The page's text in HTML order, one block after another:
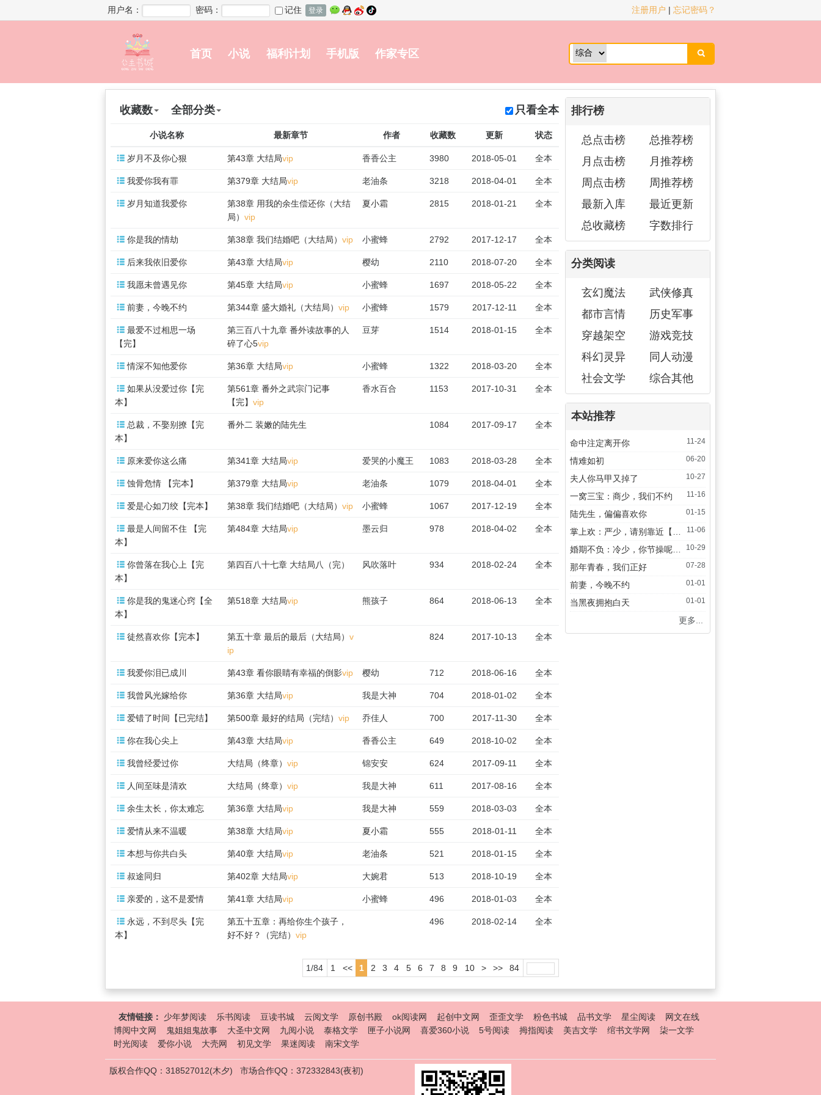
用户名： 密码： 记住 登录 注册用户 | 忘记密码？
首页 小说 福利计划 手机版 作家专区 
收藏数 全部分类 只看全本
小说名称 最新章节 作者 收藏数 更新 状态
 岁月不及你心狠 第43章 大结局vip 香香公主 3980 2018-05-01 全本
 我爱你我有罪 第379章 大结局vip 老油条 3218 2018-04-01 全本
 岁月知道我爱你
第38章 用我的余生偿还你（大结
局）vip
夏小霜 2815 2018-01-21 全本
 你是我的情劫 第38章 我们结婚吧（大结局）vip 小蜜蜂 2792 2017-12-17 全本
 后来我依旧爱你 第43章 大结局vip 樱幼 2110 2018-07-20 全本
 我愿未曾遇见你 第45章 大结局vip 小蜜蜂 1697 2018-05-22 全本
 前妻，今晚不约 第344章 盛大婚礼（大结局）vip 小蜜蜂 1579 2017-12-11 全本
 最爱不过相思一场
【完】
第三百八十九章 番外读故事的人
碎了心5vip
豆芽 1514 2018-01-15 全本
 情深不知他爱你 第36章 大结局vip 小蜜蜂 1322 2018-03-20 全本
 如果从没爱过你【完
本】
第561章 番外之武宗门记事
【完】vip
香水百合 1153 2017-10-31 全本
 总裁，不娶别撩【完
本】
番外二 装嫩的陆先生 1084 2017-09-17 全本
 原来爱你这么痛 第341章 大结局vip 爱哭的小魔王 1083 2018-03-28 全本
 蚀骨危情 【完本】 第379章 大结局vip 老油条 1079 2018-04-01 全本
 爱是心如刀绞【完本】 第38章 我们结婚吧（大结局）vip 小蜜蜂 1067 2017-12-19 全本
 最是人间留不住 【完
本】
第484章 大结局vip 墨云归 978 2018-04-02 全本
 你曾落在我心上【完
本】
第四百八十七章 大结局八（完） 风吹落叶 934 2018-02-24 全本
 你是我的鬼迷心窍【全
本】
第518章 大结局vip 熊孩子 864 2018-06-13 全本
 徒然喜欢你【完本】 第五十章 最后的最后（大结局）v
ip
824 2017-10-13 全本
 我爱你泪已成川 第43章 看你眼睛有幸福的倒影vip 樱幼 712 2018-06-16 全本
 我曾风光嫁给你 第36章 大结局vip 我是大神 704 2018-01-02 全本
 爱错了时间【已完结】 第500章 最好的结局（完结）vip 乔佳人 700 2017-11-30 全本
 你在我心尖上 第43章 大结局vip 香香公主 649 2018-10-02 全本
 我曾经爱过你 大结局（终章）vip 锦安安 624 2017-09-11 全本
 人间至味是清欢 大结局（终章）vip 我是大神 611 2017-08-16 全本
 余生太长，你太难忘 第36章 大结局vip 我是大神 559 2018-03-03 全本
 爱情从来不温暖 第38章 大结局vip 夏小霜 555 2018-01-11 全本
 本想与你共白头 第40章 大结局vip 老油条 521 2018-01-15 全本
 叔途同归 第402章 大结局vip 大婉君 513 2018-10-19 全本
 亲爱的，这不是爱情 第41章 大结局vip 小蜜蜂 496 2018-01-03 全本
 永远，不到尽头【完
本】
第五十五章：再给你生个孩子，
好不好？（完结）vip
496 2018-02-14 全本
1/84 1 << 1 2 3 4 5 6 7 8 9 10 > >> 84
排行榜
总点击榜
总推荐榜
月点击榜
月推荐榜
周点击榜
周推荐榜
最新入库
最近更新
总收藏榜
字数排行
分类阅读
玄幻魔法
武侠修真
都市言情
历史军事
穿越架空
游戏竞技
科幻灵异
同人动漫
社会文学
综合其他
本站推荐
11-24
命中注定离开你
06-20
情难如初
10-27
夫人你马甲又掉了
11-16
一窝三宝：商少，我们不约
01-15
陆先生，偏偏喜欢你
11-06
掌上欢：严少，请别靠近【完本】
10-29
婚期不负：冷少，你节操呢？【完本】
07-28
那年青春，我们正好
01-01
前妻，今晚不约
01-01
当黑夜拥抱白天
更多...
友情链接： 少年梦阅读 乐书阅读 豆读书城 云阅文学 原创书殿 ok阅读网 起创中文网 歪歪文学 粉色书城 品书文学 星尘阅读
网文在线
博阅中文网
鬼姐姐鬼故事 大圣中文网 九阅小说 泰格文学 匣子小说网 喜爱360小说 5号阅读 拇指阅读 美吉文学 绾书文学网
柒一文学
时光阅读
爱你小说 大壳网 初见文学 果迷阅读 南宋文学
版权合作QQ：318527012(木夕) 市场合作QQ：372332843(夜初)